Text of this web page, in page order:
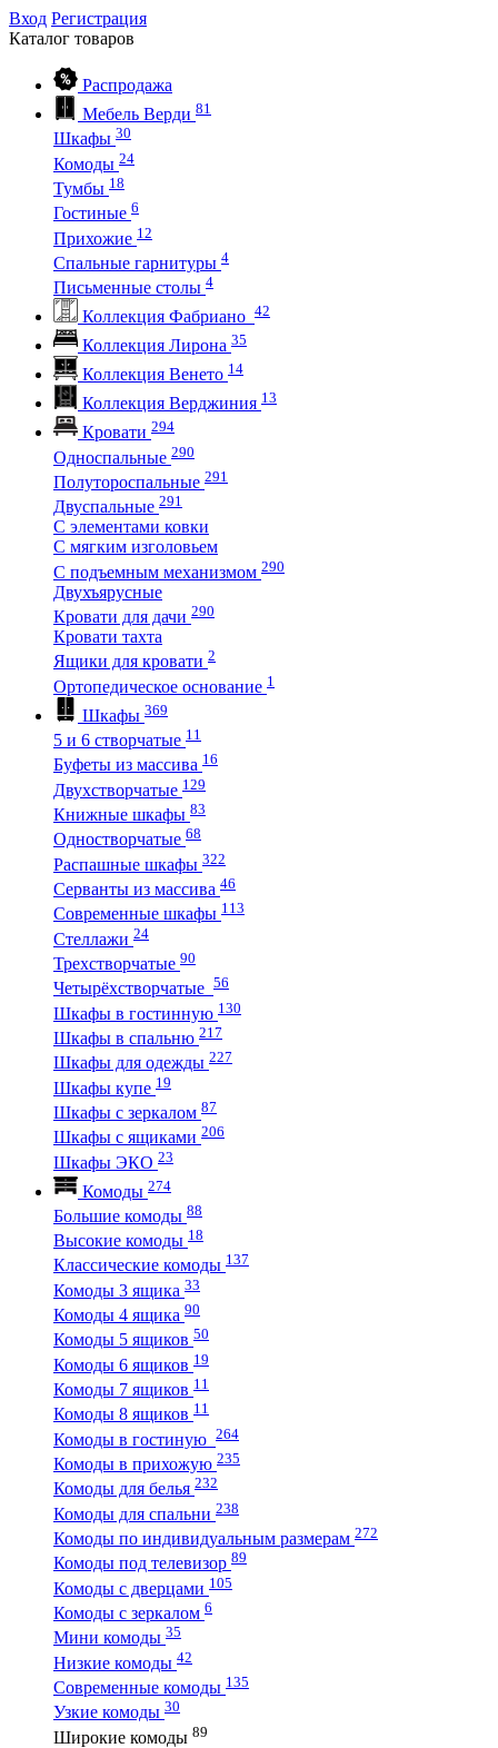
Вход Регистрация
Каталог товаров
Распродажа
Мебель Верди 81
Шкафы 30
Комоды 24
Тумбы 18
Гостиные 6
Прихожие 12
Спальные гарнитуры 4
Письменные столы 4
Коллекция Фабриано 42
Коллекция Лирона 35
Коллекция Венето 14
Коллекция Верджиния 13
Кровати 294
Односпальные 290
Полутороспальные 291
Двуспальные 291
С элементами ковки
С мягким изголовьем
С подъемным механизмом 290
Двухъярусные
Кровати для дачи 290
Кровати тахта
Ящики для кровати 2
Ортопедическое основание 1
Шкафы 369
5 и 6 створчатые 11
Буфеты из массива 16
Двухстворчатые 129
Книжные шкафы 83
Одностворчатые 68
Распашные шкафы 322
Серванты из массива 46
Современные шкафы 113
Стеллажи 24
Трехстворчатые 90
Четырёхстворчатые 56
Шкафы в гостинную 130
Шкафы в спальню 217
Шкафы для одежды 227
Шкафы купе 19
Шкафы с зеркалом 87
Шкафы с ящиками 206
Шкафы ЭКО 23
Комоды 274
Большие комоды 88
Высокие комоды 18
Классические комоды 137
Комоды 3 ящика 33
Комоды 4 ящика 90
Комоды 5 ящиков 50
Комоды 6 ящиков 19
Комоды 7 ящиков 11
Комоды 8 ящиков 11
Комоды в гостиную 264
Комоды в прихожую 235
Комоды для белья 232
Комоды для спальни 238
Комоды по индивидуальным размерам 272
Комоды под телевизор 89
Комоды с дверцами 105
Комоды с зеркалом 6
Мини комоды 35
Низкие комоды 42
Современные комоды 135
Узкие комоды 30
Широкие комоды 89